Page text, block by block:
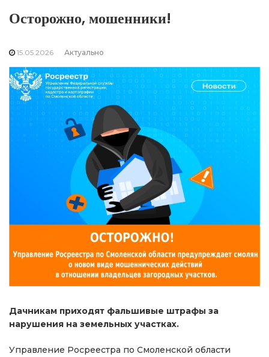
️Осторожно, мошенники!
15.05.2026 Актуально
Дачникам приходят фальшивые штрафы за
нарушения на земельных участках.
️Управление Росреестра по Смоленской области